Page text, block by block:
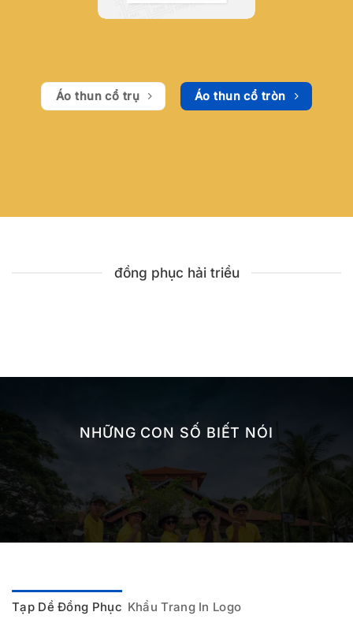
Áo thun cổ trụ Áo thun cổ tròn
đồng phục hải triều
NHỮNG CON SỐ BIẾT NÓI
Tạp Dề Đồng Phục Khẩu Trang In Logo